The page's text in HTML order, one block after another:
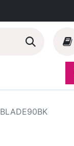
BLADE90BK